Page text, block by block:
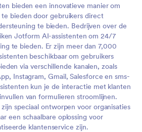
bieden een innovatieve manier om
bieden door gebruikers direct
te bieden. Bedrijven over de
Jotform AI-assistenten om 24/7
te bieden. Er zijn meer dan 7,000
beschikbaar om gebruikers
via verschillende kanalen, zoals
Instagram, Gmail, Salesforce en sms-
kun je de interactie met klanten
van formulieren stroomlijnen.
speciaal ontworpen voor organisaties
een schaalbare oplossing voor
klantenservice zijn.